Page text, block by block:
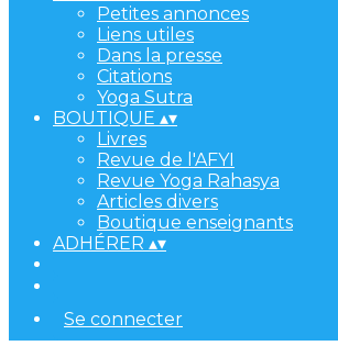
Petites annonces
Liens utiles
Dans la presse
Citations
Yoga Sutra
BOUTIQUE ▴▾
Livres
Revue de l'AFYI
Revue Yoga Rahasya
Articles divers
Boutique enseignants
ADHÉRER ▴▾
Se connecter